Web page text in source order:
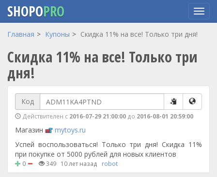
Перейти
основному
содержанию
SHOPOPRO
Главная Купоны Скидка 11% на все! Только три дня!
Скидка 11% на все! Только три
дня!
Код
Действителен с 2016-07-29 21:00:00 до 2016-08-01 20:59:00
Магазин
mytoys.ru
Успей воспользоваться! Только три дня! Скидка 11%
при покупке от 5000 рублей для новых клиентов
0 349 10 лет назад robot